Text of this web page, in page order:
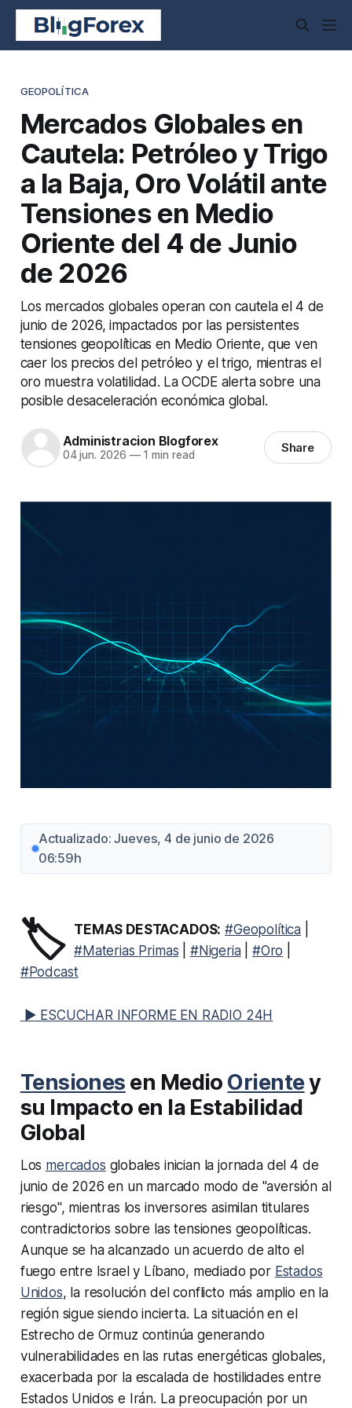
GEOPOLÍTICA
Mercados Globales en
Cautela: Petróleo y Trigo
a la Baja, Oro Volátil ante
Tensiones en Medio
Oriente del 4 de Junio
de 2026
Los mercados globales operan con cautela el 4 de
junio de 2026, impactados por las persistentes
tensiones geopolíticas en Medio Oriente, que ven
caer los precios del petróleo y el trigo, mientras el
oro muestra volatilidad. La OCDE alerta sobre una
posible desaceleración económica global.
Administracion Blogforex
04 jun. 2026 —1 min read Share
Actualizado: Jueves, 4 de junio de 2026
06:59h
🏷️ TEMAS DESTACADOS: #Geopolítica
#Materias Primas
#Nigeria| #Oro
#Podcast
▶ ESCUCHAR INFORME EN RADIO 24H
Tensiones en Medio Orientey
su Impacto en la Estabilidad
Global
Los mercados globales inician la jornada del 4 de
junio de 2026 en un marcado modo de "aversión al
riesgo", mientras los inversores asimilan titulares
contradictorios sobre las tensiones geopolíticas.
Aunque se ha alcanzado un acuerdo de alto el
fuego entre Israel y Líbano, mediado por Estados
Unidos, la resolución del conflicto más amplio en la
región sigue siendo incierta. La situación en el
Estrecho de Ormuz continúa generando
vulnerabilidades en las rutas energéticas globales,
exacerbada por la escalada de hostilidades entre
Estados Unidos e Irán. La preocupación por un